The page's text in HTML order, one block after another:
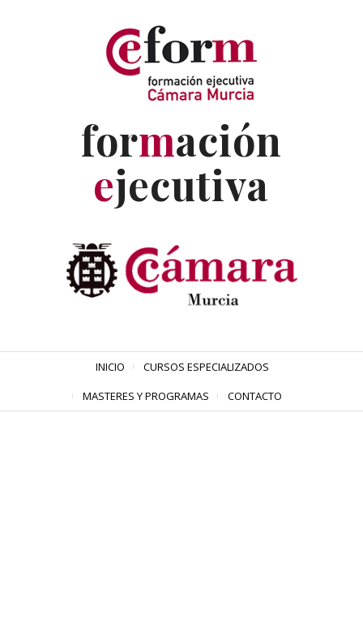
formación
ejecutiva
INICIO
CURSOS ESPECIALIZADOS
MASTERES Y PROGRAMAS
CONTACTO